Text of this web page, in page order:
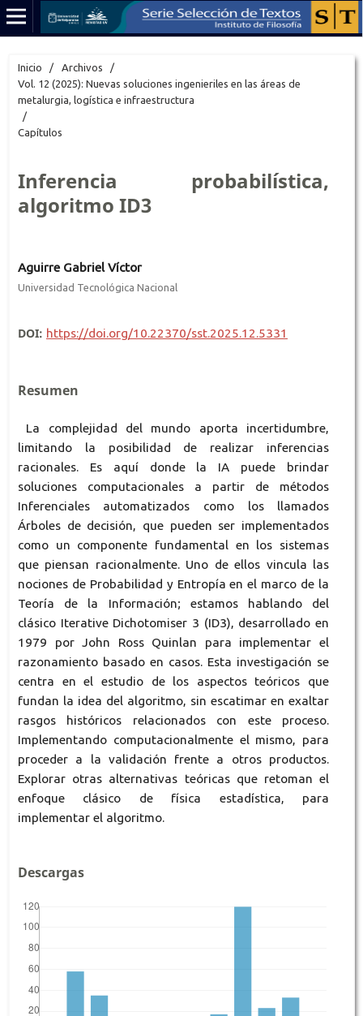
Inicio / Archivos
/
Vol. 12 (2025): Nuevas soluciones ingenieriles en las áreas de
metalurgia, logística e infraestructura
/
Capítulos
Inferencia probabilística,
algoritmo ID3
Aguirre Gabriel Víctor
Universidad Tecnológica Nacional
DOI: https://doi.org/10.22370/sst.2025.12.5331
Resumen
La complejidad del mundo aporta incertidumbre,
limitando la posibilidad de realizar inferencias
racionales. Es aquí donde la IA puede brindar
soluciones computacionales a partir de métodos
Inferenciales automatizados como los llamados
Árboles de decisión, que pueden ser implementados
como un componente fundamental en los sistemas
que piensan racionalmente. Uno de ellos vincula las
nociones de Probabilidad y Entropía en el marco de la
Teoría de la Información; estamos hablando del
clásico Iterative Dichotomiser 3 (ID3), desarrollado en
1979 por John Ross Quinlan para implementar el
razonamiento basado en casos. Esta investigación se
centra en el estudio de los aspectos teóricos que
fundan la idea del algoritmo, sin escatimar en exaltar
rasgos históricos relacionados con este proceso.
Implementando computacionalmente el mismo, para
proceder a la validación frente a otros productos.
Explorar otras alternativas teóricas que retoman el
enfoque clásico de física estadística, para
implementar el algoritmo.
Descargas